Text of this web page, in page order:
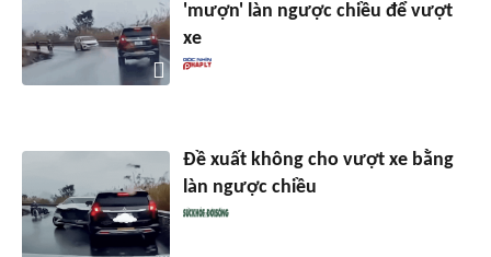
'mượn' làn ngược chiều để vượt
xe
Đề xuất không cho vượt xe bằng
làn ngược chiều